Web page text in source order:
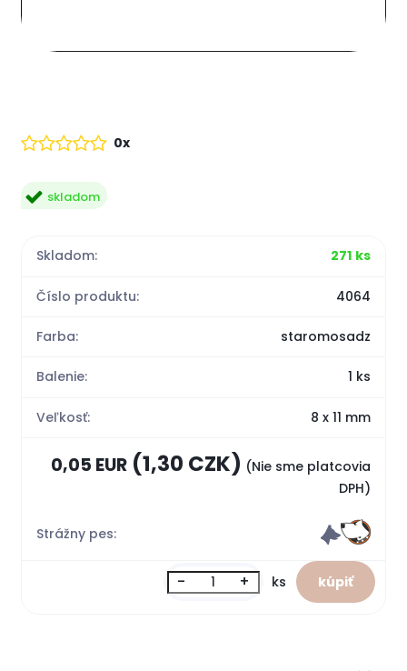
skladom
0x
Skladom: 271 ks
Číslo produktu: 4064
Farba: staromosadz
Balenie: 1 ks
Veľkosť: 8 x 11 mm
0,05 EUR(1,30 CZK) (Nie sme platcovia
DPH)
Strážny pes:
- + ks